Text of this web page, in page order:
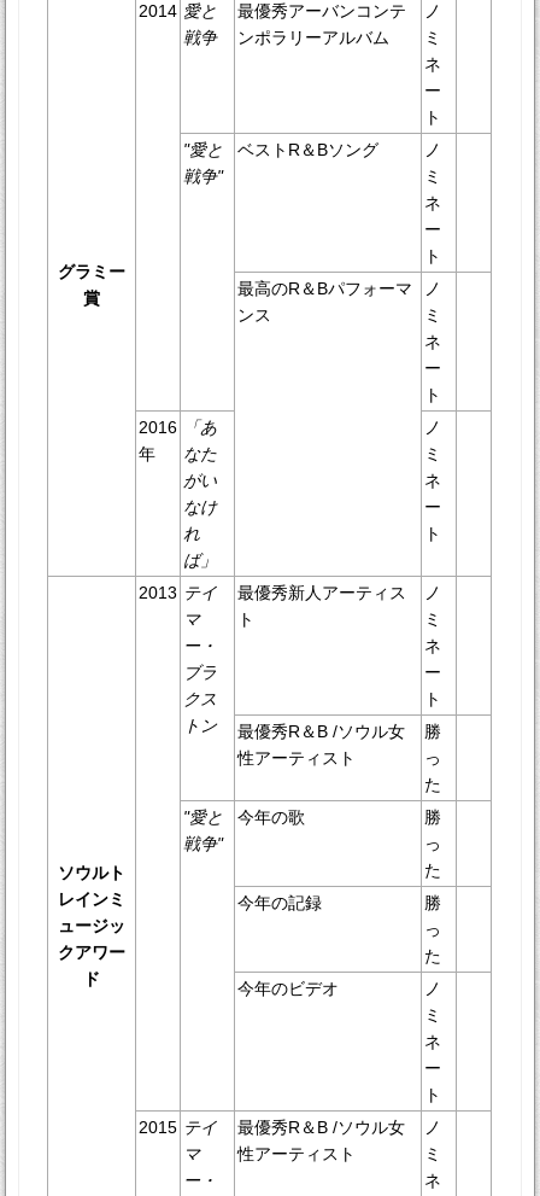
グラミー
賞
2014 愛と
戦争
最優秀アーバンコンテ
ンポラリーアルバム
ノ
ミ
ネ
ー
ト
"愛と
戦争"
ベストR＆Bソング
ノ
ミ
ネ
ー
ト
最高のR＆Bパフォーマ
ンス
ノ
ミ
ネ
ー
ト
2016
年
「あ
なた
がい
なけ
れ
ば」
ノ
ミ
ネ
ー
ト
ソウルト
レインミ
ュージッ
クアワー
ド
2013 テイ
マ
ー・
ブラ
クス
トン
最優秀新人アーティス
ト
ノ
ミ
ネ
ー
ト
最優秀R＆B /ソウル女
性アーティスト
勝
っ
た
"愛と
戦争"
今年の歌
勝
っ
た
今年の記録
勝
っ
た
今年のビデオ
ノ
ミ
ネ
ー
ト
2015 テイ
マ
ー・
最優秀R＆B /ソウル女
性アーティスト
ノ
ミ
ネ